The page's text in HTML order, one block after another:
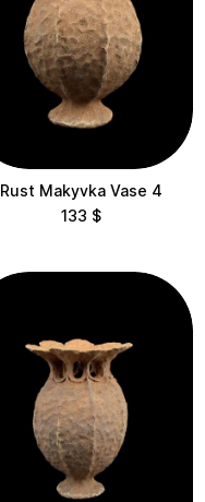
Rust Makyvka Vase 4
133 $